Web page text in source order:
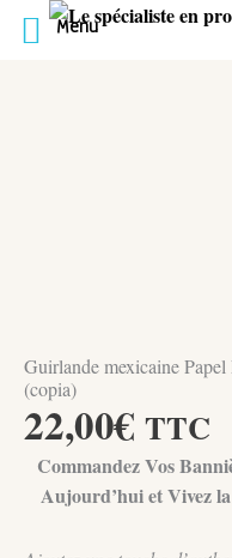
Guirlande mexicaine
(copia)
22,00€ TTC
Commandez Vos
Aujourd’hui et Vivez
Menu